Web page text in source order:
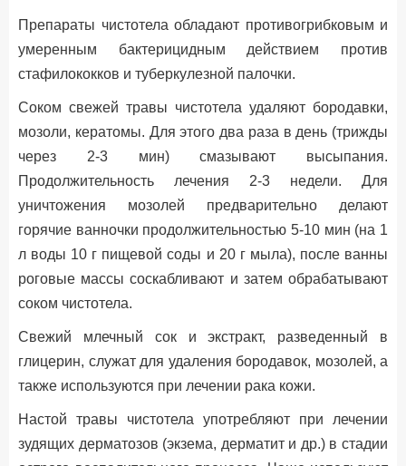
Препараты чистотела обладают противогрибковым и
умеренным бактерицидным действием против
стафилококков и туберкулезной палочки.
Соком свежей травы чистотела удаляют бородавки,
мозоли, кератомы. Для этого два раза в день (трижды
через 2-3 мин) смазывают высыпания.
Продолжительность лечения 2-3 недели. Для
уничтожения мозолей предварительно делают
горячие ванночки продолжительностью 5-10 мин (на 1
л воды 10 г пищевой соды и 20 г мыла), после ванны
роговые массы соскабливают и затем обрабатывают
соком чистотела.
Свежий млечный сок и экстракт, разведенный в
глицерин, служат для удаления бородавок, мозолей, а
также используются при лечении рака кожи.
Настой травы чистотела употребляют при лечении
зудящих дерматозов (экзема, дерматит и др.) в стадии